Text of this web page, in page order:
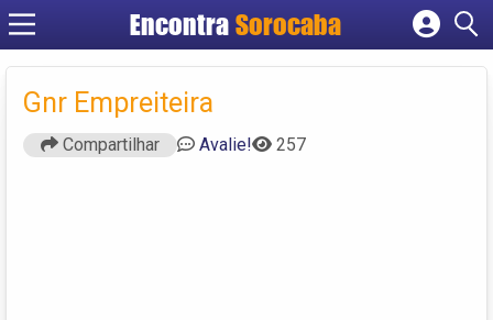
EncontraSorocaba
Cadastrar empresa
Gnr Empreiteira
Compartilhar Avalie! 257